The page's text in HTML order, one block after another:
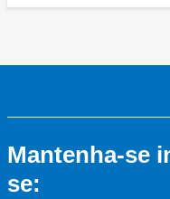
Mantenha-se
se: